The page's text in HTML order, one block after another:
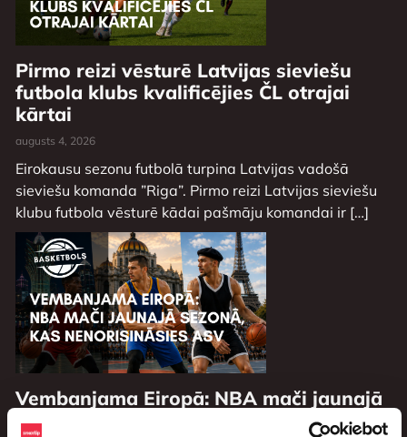
Pirmo reizi vēsturē Latvijas sieviešu
futbola klubs kvalificējies ČL otrajai
kārtai
augusts 4, 2026
Eirokausu sezonu futbolā turpina Latvijas vadošā
sieviešu komanda ”Riga”. Pirmo reizi Latvijas sieviešu
klubu futbola vēsturē kādai pašmāju komandai ir […]
Vembanjama Eiropā: NBA mači jaunajā
sezonā, kas nenorisināsies ASV